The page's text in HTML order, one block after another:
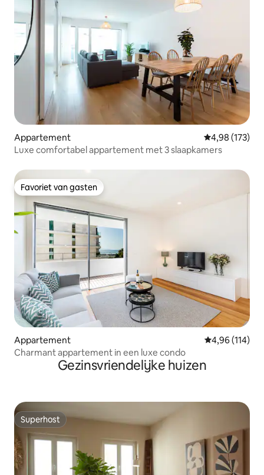
Appartement Gemiddelde
4,98 (173)
Luxe comfortabel appartement met 3 slaapkamers
Favoriet van gasten
Favoriet van gasten
Appartement Gemiddelde
4,96 (114)
Charmant appartement in een luxe condo
Gezinsvriendelijke huizen
Superhost
Superhost